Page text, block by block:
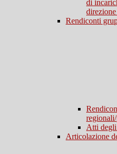
di
Rendiconti
Atti
Articolazione